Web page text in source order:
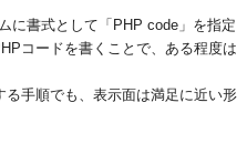
に書式として「PHP code」を指定
コードを書くことで、ある程度は
手順でも、表示面は満足に近い形